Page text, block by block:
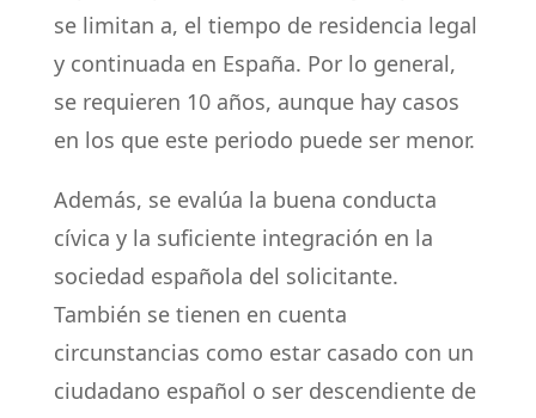
se limitan a, el tiempo de residencia legal
y continuada en España. Por lo general,
se requieren 10 años, aunque hay casos
en los que este periodo puede ser menor.
Además, se evalúa la buena conducta
cívica y la suficiente integración en la
sociedad española del solicitante.
También se tienen en cuenta
circunstancias como estar casado con un
ciudadano español o ser descendiente de